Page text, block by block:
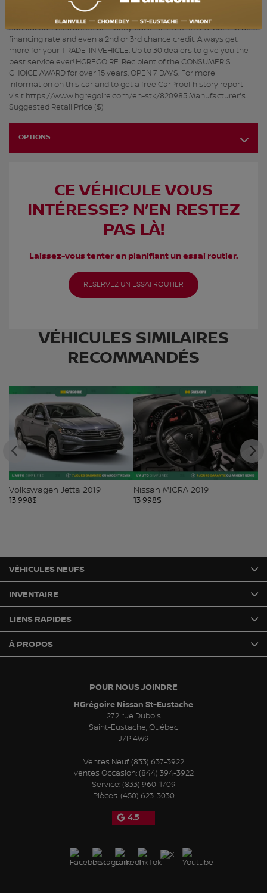
Bluetooth, Heated Seats BUY YOUR VEHICLE 100% ONLINE with
HGregoire. QUALITY CERTIFIED: Over 150-point inspection and 7-Day
Satisfaction Guarantee or money back. BETTER RATES: Get the best
financing rate and even a 2nd or 3rd chance credit. Always get
more for your TRADE-IN VEHICLE. Up to 30 dealers to give you the
best service ever! HGREGOIRE: Recipient of the CONSUMER'S
CHOICE AWARD for over 15 years. OPEN 7 DAYS. For more
information on this car and to get a free CarProof history report
visit https://www.hgregoire.com/en-stk/820985 Manufacturer's
Suggested Retail Price ($)
OPTIONS
CE VÉHICULE VOUS
INTÉRESSE? N’EN RESTEZ
PAS LÀ!
Laissez-vous tenter en planifiant un essai routier.
RÉSERVEZ UN ESSAI ROUTIER
VÉHICULES SIMILAIRES
RECOMMANDÉS
Volkswagen Jetta 2019
13 998$
Nissan MICRA 2019
13 998$
POUR NOUS JOINDRE
HGrégoire Nissan St-Eustache
272 rue Dubois
Saint-Eustache,Québec
J7P 4W9
Ventes Neuf: (833) 637-3922
ventes Occasion: (844) 394-3922
Service: (833) 960-1709
Pièces: (450) 623-3030
4.5
VÉHICULES NEUFS
INVENTAIRE
LIENS RAPIDES
À PROPOS